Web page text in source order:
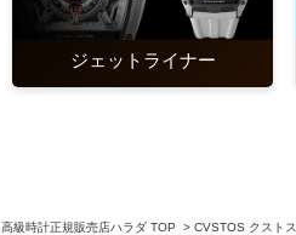
ジェットライナー
高級時計正規販売店ハラダ TOP > CVSTOS クストス